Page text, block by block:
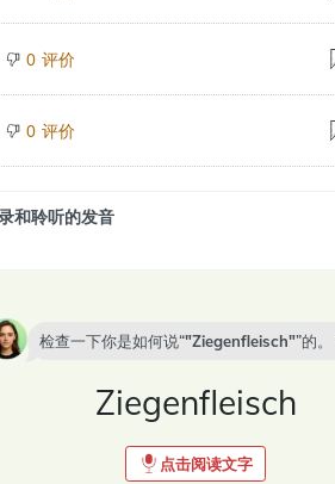
0 评价
0 评价
和聆听的发音
检查一下你是如何说“ Ziegenfleisch ”的。
Ziegenfleisch
点击阅读文字